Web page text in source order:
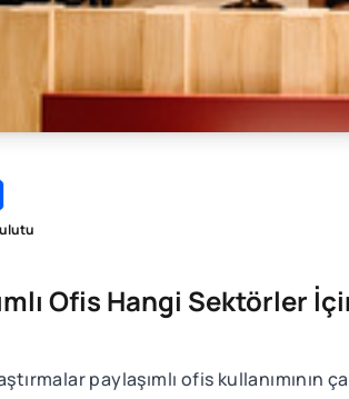
Ofis Hangi Sektörler
paylaşımlı ofis